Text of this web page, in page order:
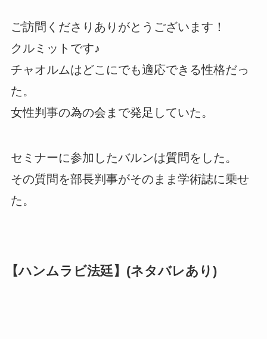
ご訪問くださりありがとうございます！
クルミットです♪
チャオルムはどこにでも適応できる性格だっ
た。
女性判事の為の会まで発足していた。
セミナーに参加したバルンは質問をした。
その質問を部長判事がそのまま学術誌に乗せ
た。
【ハンムラビ法廷】(ネタバレあり)